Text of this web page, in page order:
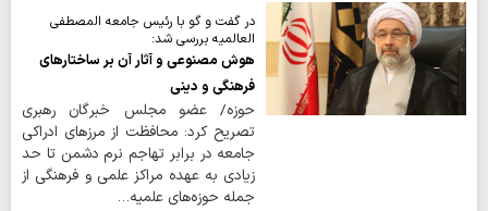
در گفت و گو با رئیس جامعه المصطفی
العالمیه بررسی شد:
هوش مصنوعی و آثار آن بر ساختارهای
فرهنگی و دینی
حوزه/ عضو مجلس خبرگان رهبری
تصریح کرد: محافظت از مرزهای ادراکی
جامعه در برابر تهاجم نرم دشمن تا حد
زیادی به عهده مراکز علمی و فرهنگی از
جمله حوزه‌های علمیه…